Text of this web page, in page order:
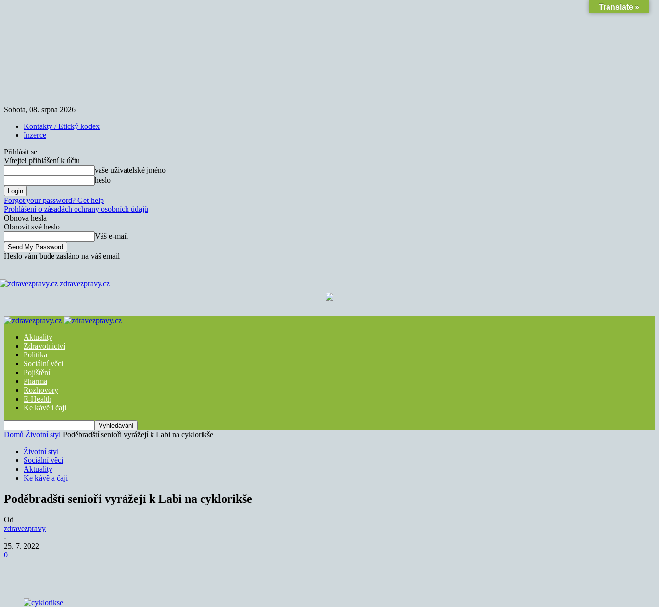
Sobota, 08. srpna 2026
Kontakty / Etický kodex
Inzerce
Přihlásit se
Vítejte! přihlášení k účtu
vaše uživatelské jméno
heslo
Forgot your password? Get help
Prohlášení o zásadách ochrany osobních údajů
Obnova hesla
Obnovit své heslo
Váš e-mail
Heslo vám bude zasláno na váš email
zdravezpravy.cz
Aktuality
Zdravotnictví
Politika
Sociální věci
Pojištění
Pharma
Rozhovory
E-Health
Ke kávě i čaji
Domů Životní styl Poděbradští senioři vyrážejí k Labi na cyklorikše
Životní styl
Sociální věci
Aktuality
Ke kávě a čaji
Poděbradští senioři vyrážejí k Labi na cyklorikše
Od
zdravezpravy
-
25. 7. 2022
0
Translate »